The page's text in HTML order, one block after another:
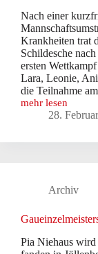
Nach einer
Krankheiten trat
Schildesche
ersten
Lara, Leonie,
die Teilnahme
mehr lesen
I
28.
Archiv
Pia Niehaus